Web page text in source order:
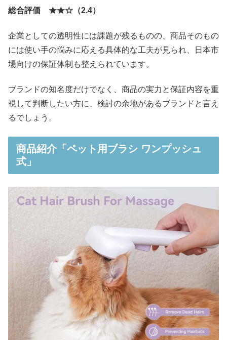
総合評価 ★★☆（2.4）
企業としての透明性には課題が残るものの、商品そのもの
には使い手の悩みに応える具体的な工夫が見られ、日本市
場向けの保証体制も整えられています。
ブランドの知名度だけでなく、商品の実力と保証内容を重
視して判断したい方に、検討の余地があるブランドと言え
るでしょう。
商品紹介「ペット用ブラシ ワンプッシュ
式」